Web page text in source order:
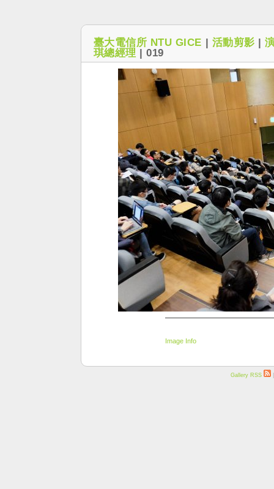
臺大電信所 NTU GICE | 活動剪影 |
琪總經理 |019
Image Info
Gallery RSS